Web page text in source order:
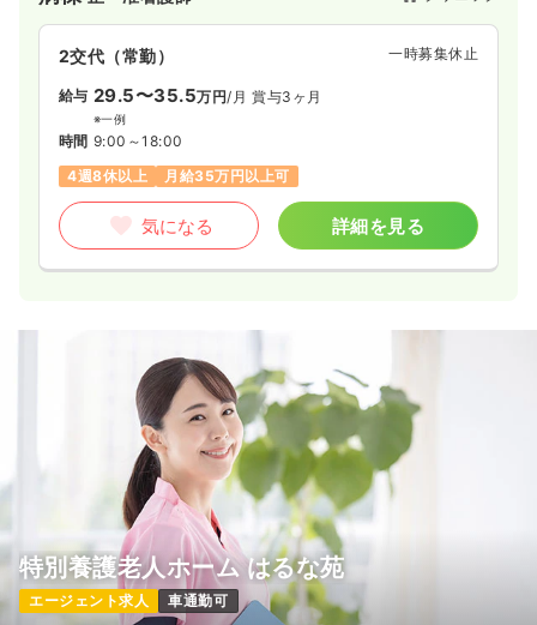
2交代（常勤） 一時募集休止
給与 29.5〜35.5万円/月 賞与3ヶ月
※一例
時間 9:00～18:00
4週8休以上
月給35万円以上可
気になる 詳細を見る
特別養護老人ホーム はるな苑
エージェント求人 車通勤可